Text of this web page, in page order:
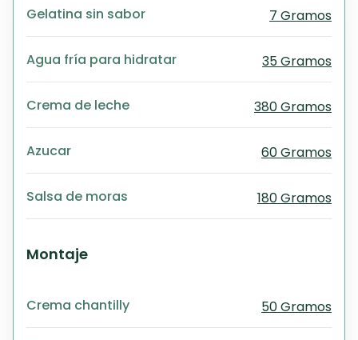
Gelatina sin sabor 7 Gramos
Agua fría para hidratar 35 Gramos
Crema de leche 380 Gramos
Azucar 60 Gramos
Salsa de moras 180 Gramos
Montaje
Crema chantilly 50 Gramos